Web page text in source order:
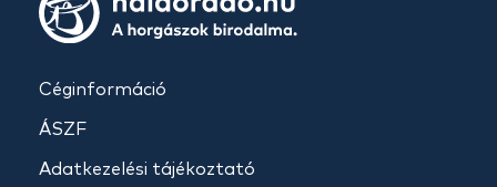
Céginformáció
ÁSZF
Adatkezelési tájékoztató